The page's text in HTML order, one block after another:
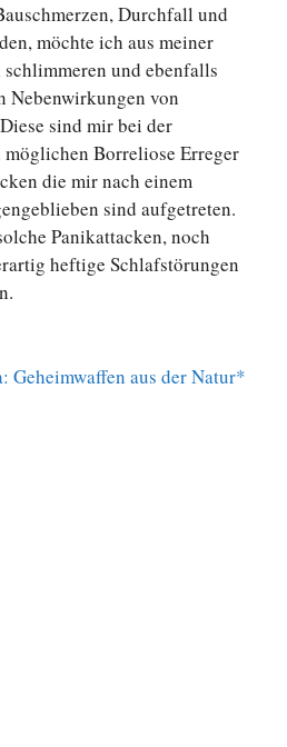
Durchfall und
möchte ich aus meiner
und ebenfalls
Nebenwirkungen von
sind mir bei der
möglichen Borreliose Erreger
die mir nach einem
sind aufgetreten.
Panikattacken, noch
heftige Schlafstörungen
aus der Natur*